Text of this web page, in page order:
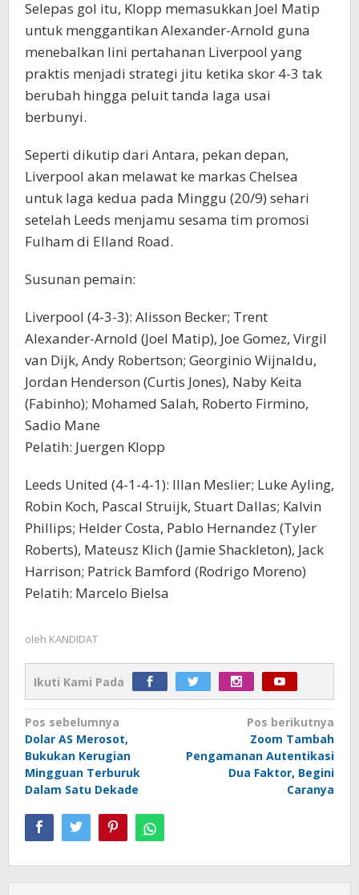
Selepas gol itu, Klopp memasukkan Joel Matip
untuk menggantikan Alexander-Arnold guna
menebalkan lini pertahanan Liverpool yang
praktis menjadi strategi jitu ketika skor 4-3 tak
berubah hingga peluit tanda laga usai
berbunyi.
Seperti dikutip dari Antara, pekan depan,
Liverpool akan melawat ke markas Chelsea
untuk laga kedua pada Minggu (20/9) sehari
setelah Leeds menjamu sesama tim promosi
Fulham di Elland Road.
Susunan pemain:
Liverpool (4-3-3): Alisson Becker; Trent
Alexander-Arnold (Joel Matip), Joe Gomez, Virgil
van Dijk, Andy Robertson; Georginio Wijnaldu,
Jordan Henderson (Curtis Jones), Naby Keita
(Fabinho); Mohamed Salah, Roberto Firmino,
Sadio Mane
Pelatih: Juergen Klopp
Leeds United (4-1-4-1): Illan Meslier; Luke Ayling,
Robin Koch, Pascal Struijk, Stuart Dallas; Kalvin
Phillips; Helder Costa, Pablo Hernandez (Tyler
Roberts), Mateusz Klich (Jamie Shackleton), Jack
Harrison; Patrick Bamford (Rodrigo Moreno)
Pelatih: Marcelo Bielsa
oleh KANDIDAT
Ikuti Kami Pada
Navigasi
pos
Pos sebelumnya
Dolar AS Merosot,
Bukukan Kerugian
Mingguan Terburuk
Dalam Satu Dekade
Pos berikutnya
Zoom Tambah
Pengamanan Autentikasi
Dua Faktor, Begini
Caranya